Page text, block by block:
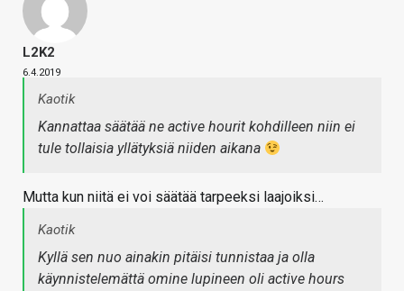
L2K2
6.4.2019
Kaotik
Kannattaa säätää ne active hourit kohdilleen niin ei
tule tollaisia yllätyksiä niiden aikana
Mutta kun niitä ei voi säätää tarpeeksi laajoiksi…
Kaotik
Kyllä sen nuo ainakin pitäisi tunnistaa ja olla
käynnistelemättä omine lupineen oli active hours